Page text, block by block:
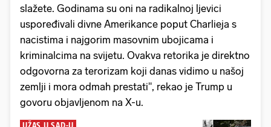
slažete. Godinama su oni na radikalnoj ljevici
uspoređivali divne Amerikance poput Charlieja s
nacistima i najgorim masovnim ubojicama i
kriminalcima na svijetu. Ovakva retorika je direktno
odgovorna za terorizam koji danas vidimo u našoj
zemlji i mora odmah prestati'', rekao je Trump u
govoru objavljenom na X-u.